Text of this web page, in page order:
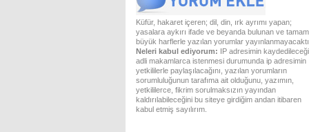
Küfür, hakaret içeren; dil, din, ırk ayrımı yapan;
yasalara aykırı ifade ve beyanda bulunan ve
büyük harflerle yazılan yorumlar
Neleri kabul ediyorum: IP adresimin
adli makamlarca istenmesi durumunda ip adresimin
yetkililerle paylaşılacağını, yazılan yorumların
sorumluluğunun tarafıma ait olduğunu, yazımın,
yetkililerce, fikrim sorulmaksızın yayından
kaldırılabileceğini bu siteye girdiğim andan itibaren
kabul etmiş sayılırım.